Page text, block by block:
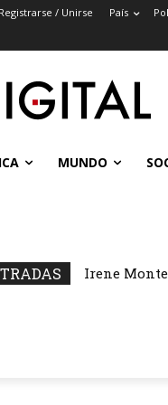
Registrarse / Unirse País
MUNDO
Irene